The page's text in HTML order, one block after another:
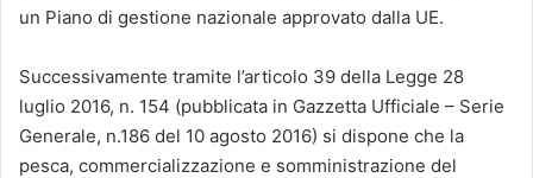
un Piano di gestione nazionale approvato dalla UE.
Successivamente tramite l’articolo 39 della Legge 28
luglio 2016, n. 154 (pubblicata in Gazzetta Ufficiale – Serie
Generale, n.186 del 10 agosto 2016) si dispone che la
pesca, commercializzazione e somministrazione del